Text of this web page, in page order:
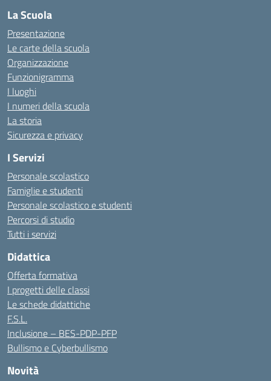
La Scuola
Presentazione
Le carte della scuola
Organizzazione
Funzionigramma
I luoghi
I numeri della scuola
La storia
Sicurezza e privacy
I Servizi
Personale scolastico
Famiglie e studenti
Personale scolastico e studenti
Percorsi di studio
Tutti i servizi
Didattica
Offerta formativa
I progetti delle classi
Le schede didattiche
F.S.L.
Inclusione – BES-PDP-PFP
Bullismo e Cyberbullismo
Novità